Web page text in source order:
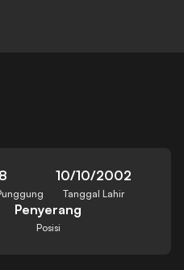
8 10/10/2002
Tanggal Lahir
Penyerang
Posisi